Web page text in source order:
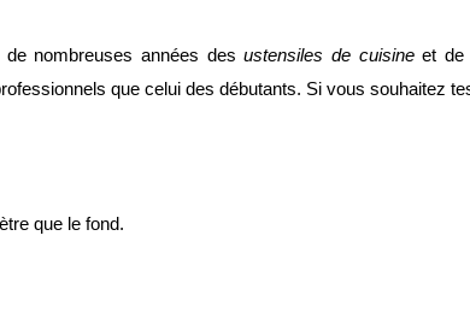
de nombreuses années desustensiles de cuisineet de
que celui des débutants. Si vous souhaitez
que le fond.